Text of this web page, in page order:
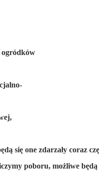
ogródków
się one zdarzały coraz
poboru, możliwe